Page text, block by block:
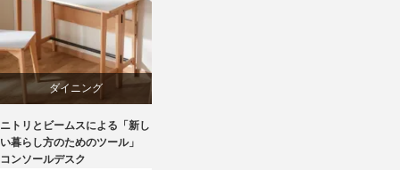
ブランディング
マーケティング
ライフスタイル
ダイニング
テーブル
ニトリとビームスによる「新し
い暮らし方のためのツール」
コンソールデスク